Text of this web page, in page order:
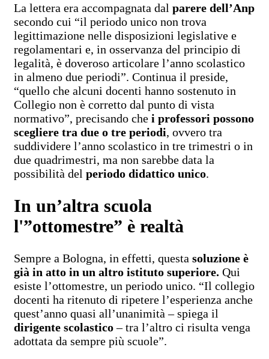
La lettera era accompagnata dal parere dell’Anp
secondo cui “il periodo unico non trova
legittimazione nelle disposizioni legislative e
regolamentari e, in osservanza del principio di
legalità, è doveroso articolare l’anno scolastico
in almeno due periodi”. Continua il preside,
“quello che alcuni docenti hanno sostenuto in
Collegio non è corretto dal punto di vista
normativo”, precisando che i professori possono
scegliere tra due o tre periodi, ovvero tra
suddividere l’anno scolastico in tre trimestri o in
due quadrimestri, ma non sarebbe data la
possibilità del periodo didattico unico.
In un’altra scuola
l'”ottomestre” è realtà
Sempre a Bologna, in effetti, questa soluzione è
già in atto in un altro istituto superiore. Qui
esiste l’ottomestre, un periodo unico. “Il collegio
docenti ha ritenuto di ripetere l’esperienza anche
quest’anno quasi all’unanimità – spiega il
dirigente scolastico– tra l’altro ci risulta venga
adottata da sempre più scuole”.